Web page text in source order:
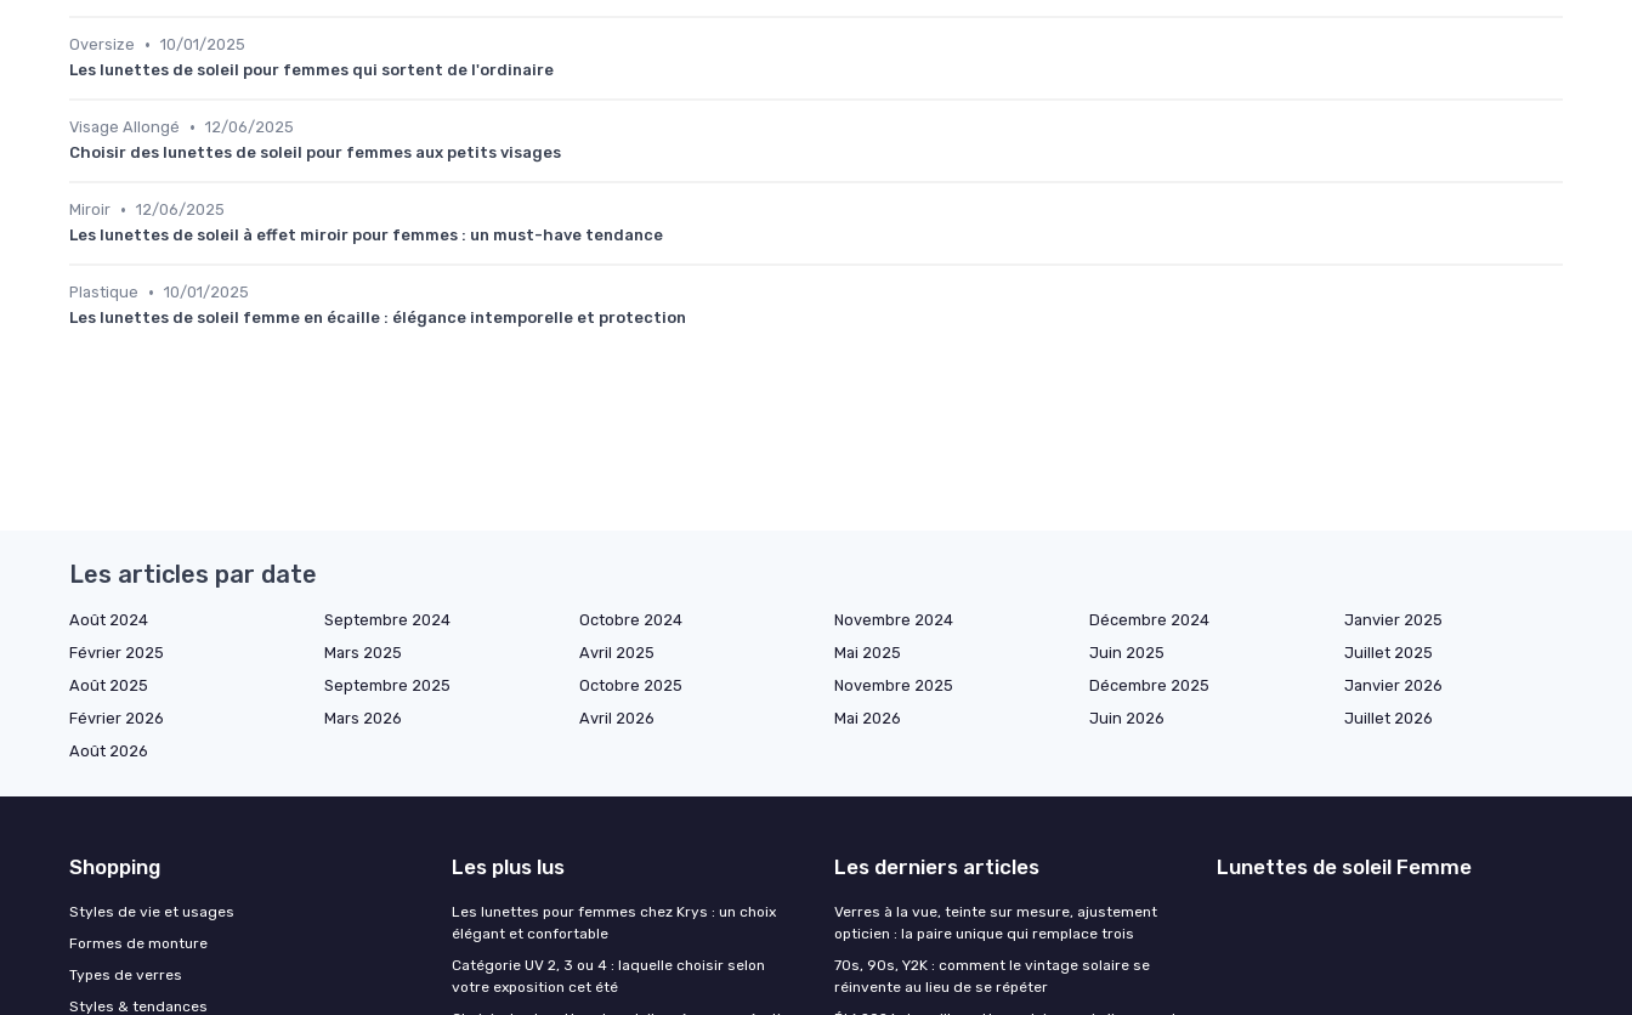
Oversize • 10/01/2025
Les lunettes de soleil pour femmes qui sortent de l'ordinaire
Visage Allongé • 12/06/2025
Choisir des lunettes de soleil pour femmes aux petits visages
Miroir • 12/06/2025
Les lunettes de soleil à effet miroir pour femmes : un must-have tendance
Plastique • 10/01/2025
Les lunettes de soleil femme en écaille : élégance intemporelle et protection
Les articles par date
Août 2024 Septembre 2024 Octobre 2024 Novembre 2024 Décembre 2024
Janvier 2025
Février 2025
Mars 2025 Avril 2025 Mai 2025 Juin 2025
Juillet 2025
Août 2025
Septembre 2025 Octobre 2025 Novembre 2025 Décembre 2025
Janvier 2026
Février 2026
Mars 2026 Avril 2026 Mai 2026 Juin 2026
Juillet 2026
Août 2026
Shopping
Styles de vie et usages
Formes de monture
Types de verres
Styles & tendances
Les plus lus
Les lunettes pour femmes chez Krys : un choix
élégant et confortable
Catégorie UV 2, 3 ou 4 : laquelle choisir selon
votre exposition cet été
Les derniers articles
Verres à la vue, teinte sur mesure, ajustement
opticien : la paire unique qui remplace trois
70s, 90s, Y2K : comment le vintage solaire se
réinvente au lieu de se répéter
Lunettes de soleil Femme